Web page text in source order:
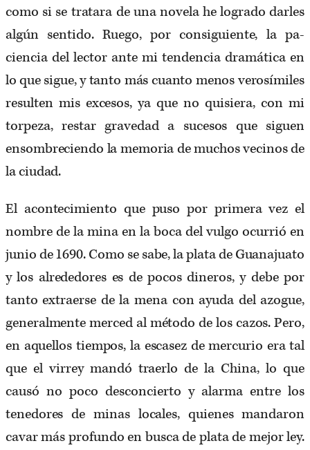
como si se tratara de una novela he logrado darles
algún sentido. Ruego, por consiguiente, la pa­
ciencia del lector ante mi tendencia dramática en
lo que sigue, y tanto más cuanto menos verosímiles
resulten mis excesos, ya que no quisiera, con mi
torpeza, restar gravedad a sucesos que siguen
ensombreciendo la memoria de muchos vecinos de
la ciudad.
El acontecimiento que puso por primera vez el
nombre de la mina en la boca del vulgo ocurrió en
junio de 1690. Como se sabe, la plata de Guanajuato
y los alrededores es de pocos dineros, y debe por
tanto extraerse de la mena con ayuda del azogue,
generalmente merced al método de los cazos. Pero,
en aquellos tiempos, la escasez de mercurio era tal
que el virrey mandó traerlo de la China, lo que
causó no poco desconcierto y alarma entre los
tenedores de minas locales, quienes mandaron
cavar más profundo en busca de plata de mejor ley.